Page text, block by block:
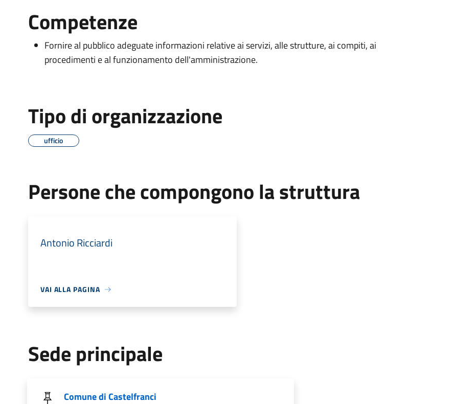
Competenze
Fornire al pubblico adeguate informazioni relative ai servizi, alle strutture, ai compiti, ai
procedimenti e al funzionamento dell'amministrazione.
Tipo di organizzazione
ufficio
Persone che compongono la struttura
Antonio Ricciardi
VAI ALLA PAGINA
Sede principale
Comune di Castelfranci